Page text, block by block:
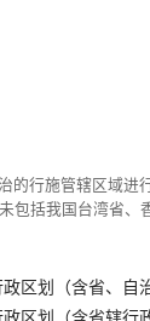
的行施管辖区域
包括我国台湾省、
区划（含省、自
区划（含省辖行